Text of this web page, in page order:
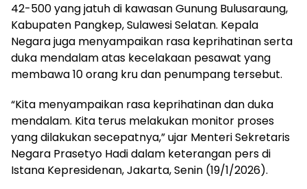
42-500 yang jatuh di kawasan Gunung Bulusaraung,
Kabupaten Pangkep, Sulawesi Selatan. Kepala
Negara juga menyampaikan rasa keprihatinan serta
duka mendalam atas kecelakaan pesawat yang
membawa 10 orang kru dan penumpang tersebut.
“Kita menyampaikan rasa keprihatinan dan duka
mendalam. Kita terus melakukan monitor proses
yang dilakukan secepatnya,” ujar Menteri Sekretaris
Negara Prasetyo Hadi dalam keterangan pers di
Istana Kepresidenan, Jakarta, Senin (19/1/2026).